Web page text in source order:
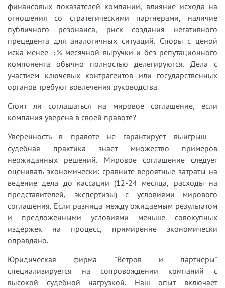
финансовых показателей компании, влияние исхода на
отношения со стратегическими партнерами, наличие
публичного резонанса, риск создания негативного
прецедента для аналогичных ситуаций. Споры с ценой
иска менее 5% месячной выручки и без репутационного
компонента обычно полностью делегируются. Дела с
участием ключевых контрагентов или государственных
органов требуют вовлечения руководства.
Стоит ли соглашаться на мировое соглашение, если
компания уверена в своей правоте?
Уверенность в правоте не гарантирует выигрыш -
судебная практика знает множество примеров
неожиданных решений. Мировое соглашение следует
оценивать экономически: сравните вероятные затраты на
ведение дела до кассации (12-24 месяца, расходы на
представителей, экспертизы) с условиями мирового
соглашения. Если разница между ожидаемым результатом
и предложенными условиями меньше совокупных
издержек на процесс, примирение экономически
оправдано.
Юридическая фирма "Ветров и партнеры"
специализируется на сопровождении компаний с
высокой судебной нагрузкой. Наш опыт включает